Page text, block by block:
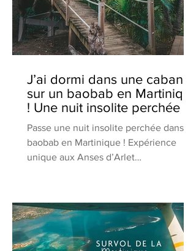
J’ai dormi dans une cabane
sur un baobab en Martinique
! Une nuit insolite perchée en
pleine nature
Passe une nuit insolite perchée dans un
baobab en Martinique ! Expérience
unique aux Anses d’Arlet